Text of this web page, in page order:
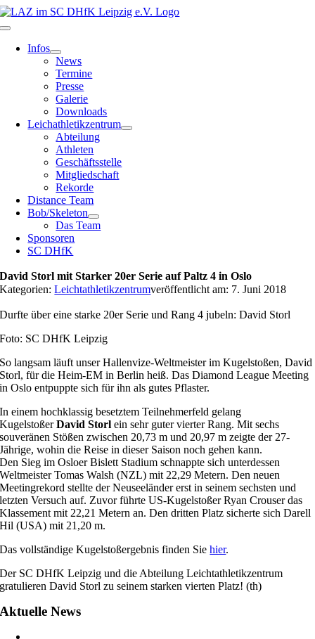
Zum
Inhalt
Toggle
Navigation
Infos
News
Termine
Presse
Galerie
Downloads
Leichathletikzentrum
Abteilung
Athleten
Geschäftsstelle
Mitgliedschaft
Rekorde
Distance Team
Bob/Skeleton
Das Team
Sponsoren
SC DHfK
David Storl mit Starker 20er Serie auf Paltz 4 in Oslo
Kategorien:Leichtathletikzentrumveröffentlicht am: 7. Juni 2018
Durfte über eine starke 20er Serie und Rang 4 jubeln: David Storl
Foto: SC DHfK Leipzig
So langsam läuft unser Hallenvize-Weltmeister im Kugelstoßen, David
Storl, für die Heim-EM in Berlin heiß. Das Diamond League Meeting
in Oslo entpuppte sich für ihn als gutes Pflaster.
In einem hochklassig besetztem Teilnehmerfeld gelang
KugelstoßerDavid Storl ein sehr guter vierter Rang. Mit sechs
souveränen Stößen zwischen 20,73 m und 20,97 m zeigte der 27-
Jährige, wohin die Reise in dieser Saison noch gehen kann.
Den Sieg im Osloer Bislett Stadium schnappte sich unterdessen
Weltmeister Tomas Walsh (NZL) mit 22,29 Metern. Den neuen
Meetingrekord stellte der Neuseeländer erst in seinem sechsten und
letzten Versuch auf. Zuvor führte US-Kugelstoßer Ryan Crouser das
Klassement mit 22,21 Metern an. Den dritten Platz sicherte sich Darell
Hil (USA) mit 21,20 m.
Das vollständige Kugelstoßergebnis finden Siehier.
Der SC DHfK Leipzig und die Abteilung Leichtathletikzentrum
gratulieren David Storl zu seinem starken vierten Platz! (th)
Aktuelle News